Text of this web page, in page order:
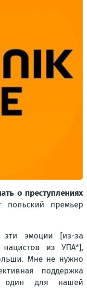
о преступлениях
польский премьер
эмоции [из-за
нацистов из УПА*],
Мне не нужно
поддержка
для нашей